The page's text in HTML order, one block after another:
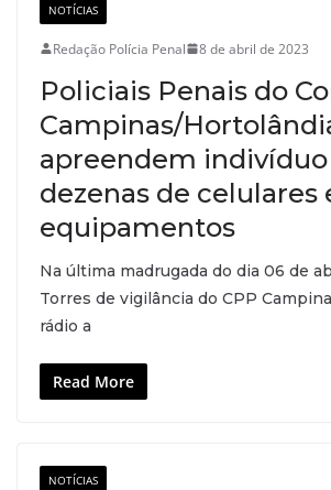
NOTÍCIAS
Redação Polícia Penal 8 de abril de 2023
Policiais Penais do
Campinas/
apreendem indivíduo
dezenas de celulares
equipamentos
Na última madrugada do dia 06 de
Torres de vigilância do CPP
rádio a
Read More
NOTÍCIAS